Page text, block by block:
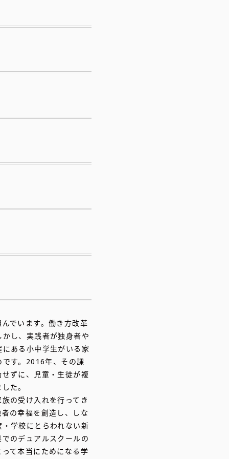
でいます。働き方改革
し、実践者が独身者や
ある小中学生がいる家
す。2016年、その課
ずに、児童・生徒が複
た。
の受け入れを行ってき
の幸福を創造し、しな
学校にとらわれない新
のデュアルスクールの
て本当にためになる学